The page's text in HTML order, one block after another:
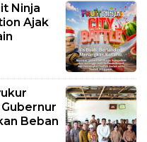
Ninja
Ajak
Beban